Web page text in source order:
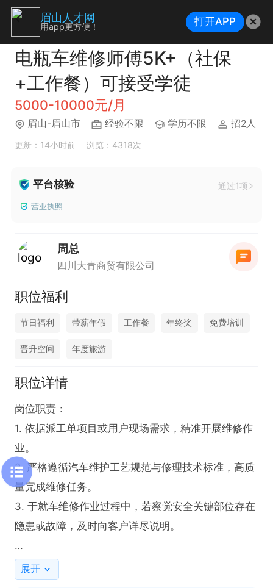
电瓶车维修师傅5K+（社保
+工作餐）可接受学徒
5000-10000元/月
眉山-眉山市 经验不限 学历不限 招2人
更新：14小时前 浏览：4318次
平台核验 通过1项
营业执照
周总
四川大青商贸有限公司
职位福利
节日福利 带薪年假 工作餐 年终奖 免费培训
晋升空间 年度旅游
职位详情
岗位职责：
1. 依据派工单项目或用户现场需求，精准开展维修作
业。
2. 严格遵循汽车维护工艺规范与修理技术标准，高质
量完成维修任务。
3. 于就车维修作业过程中，若察觉安全关键部位存在
隐患或故障，及时向客户详尽说明。
任职要求：
1. 具备电瓶车维修相关技能与经验。
展开
眉山人才网
用app更方便！ 打开APP